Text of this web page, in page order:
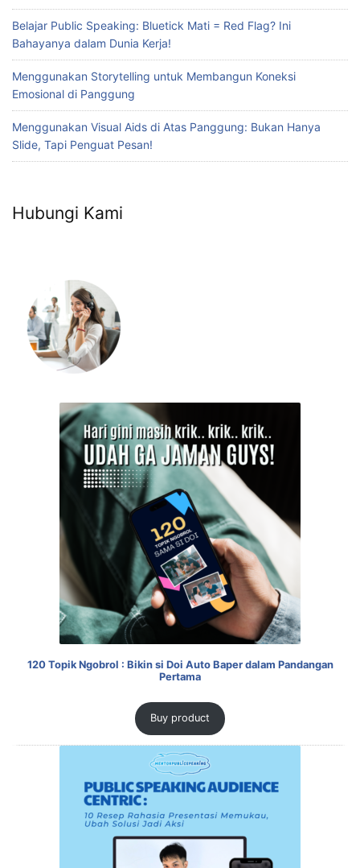
Belajar Public Speaking: Bluetick Mati = Red Flag? Ini
Bahayanya dalam Dunia Kerja!
Menggunakan Storytelling untuk Membangun Koneksi
Emosional di Panggung
Menggunakan Visual Aids di Atas Panggung: Bukan Hanya
Slide, Tapi Penguat Pesan!
Hubungi Kami
120 Topik Ngobrol : Bikin si Doi Auto Baper dalam Pandangan
Pertama
Buy product